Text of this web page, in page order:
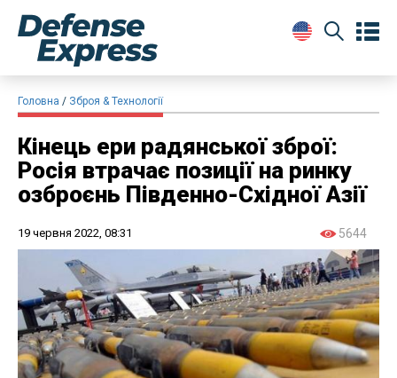
Головна Зброя & Технології
Кінець ери радянської зброї:
Росія втрачає позиції на ринку
озброєнь Південно-Східної Азії
19 червня 2022, 08:31 5644